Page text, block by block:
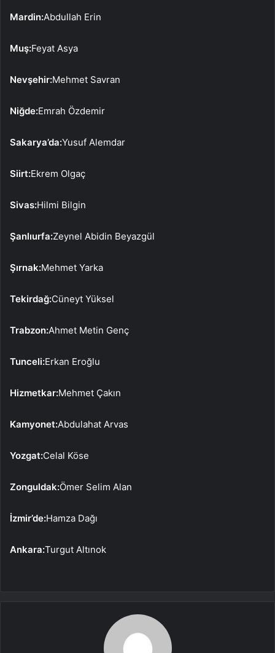
Mardin:Abdullah Erin
Muş:Feyat Asya
Nevşehir:Mehmet Savran
Niğde:Emrah Özdemir
Sakarya’da:Yusuf Alemdar
Siirt:Ekrem Olgaç
Sivas:Hilmi Bilgin
Şanlıurfa:Zeynel Abidin Beyazgül
Şırnak:Mehmet Yarka
Tekirdağ:Cüneyt Yüksel
Trabzon:Ahmet Metin Genç
Tunceli:Erkan Eroğlu
Hizmetkar:Mehmet Çakın
Kamyonet:Abdulahat Arvas
Yozgat:Celal Köse
Zonguldak:Ömer Selim Alan
İzmir’de:Hamza Dağı
Ankara:Turgut Altınok